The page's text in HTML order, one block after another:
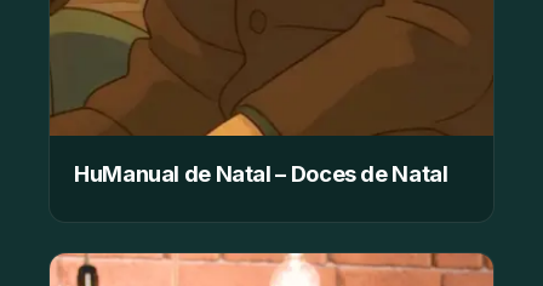
HuManual de Natal – Doces de Natal